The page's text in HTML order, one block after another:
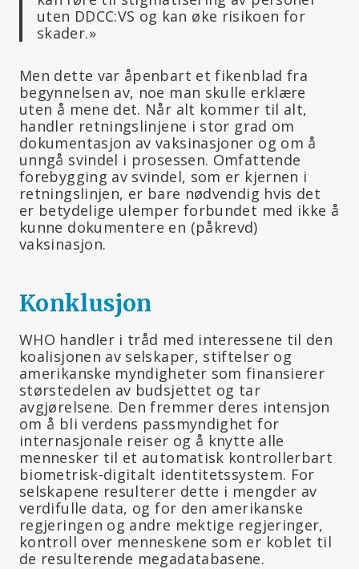
uten DDCC:VS og kan øke risikoen for
skader.»
Men dette var åpenbart et fikenblad fra
begynnelsen av, noe man skulle erklære
uten å mene det. Når alt kommer til alt,
handler retningslinjene i stor grad om
dokumentasjon av vaksinasjoner og om å
unngå svindel i prosessen. Omfattende
forebygging av svindel, som er kjernen i
retningslinjen, er bare nødvendig hvis det
er betydelige ulemper forbundet med ikke å
kunne dokumentere en (påkrevd)
vaksinasjon.
Konklusjon
WHO handler i tråd med interessene til den
koalisjonen av selskaper, stiftelser og
amerikanske myndigheter som finansierer
størstedelen av budsjettet og tar
avgjørelsene. Den fremmer deres intensjon
om å bli verdens passmyndighet for
internasjonale reiser og å knytte alle
mennesker til et automatisk kontrollerbart
biometrisk-digitalt identitetssystem. For
selskapene resulterer dette i mengder av
verdifulle data, og for den amerikanske
regjeringen og andre mektige regjeringer,
kontroll over menneskene som er koblet til
de resulterende megadatabasene.